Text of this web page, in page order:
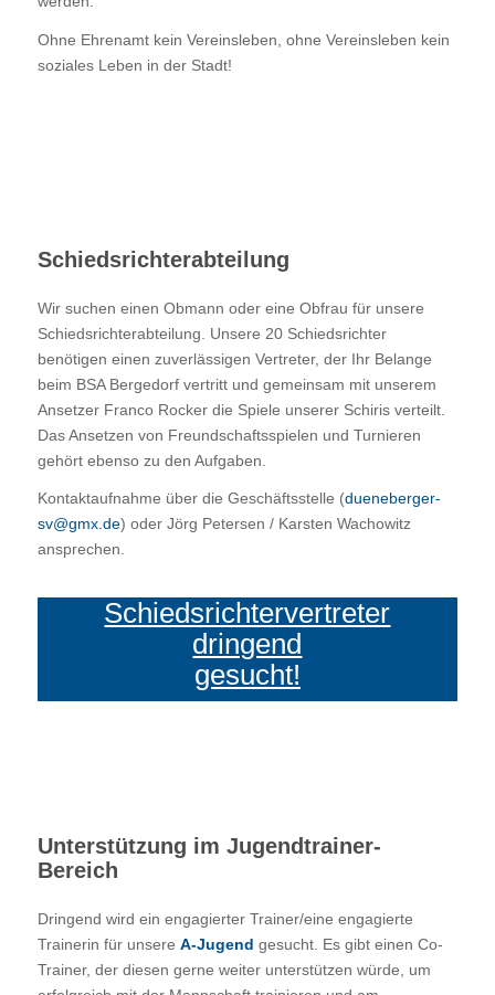
Ohne Ehrenamt kein Vereinsleben, ohne Vereinsleben kein
soziales Leben in der Stadt!
Schiedsrichterabteilung
Wir suchen einen Obmann oder eine Obfrau für unsere
Schiedsrichterabteilung. Unsere 20 Schiedsrichter
benötigen einen zuverlässigen Vertreter, der Ihr Belange
beim BSA Bergedorf vertritt und gemeinsam mit unserem
Ansetzer Franco Rocker die Spiele unserer Schiris verteilt.
Das Ansetzen von Freundschaftsspielen und Turnieren
gehört ebenso zu den Aufgaben.
Kontaktaufnahme über die Geschäftsstelle (dueneberger-
sv@gmx.de) oder Jörg Petersen / Karsten Wachowitz
ansprechen.
Schiedsrichtervertreter
dringend
gesucht!
Unterstützung im Jugendtrainer-
Bereich
Dringend wird ein engagierter Trainer/eine engagierte
Trainerin für unsere A-Jugend gesucht. Es gibt einen Co-
Trainer, der diesen gerne weiter unterstützen würde, um